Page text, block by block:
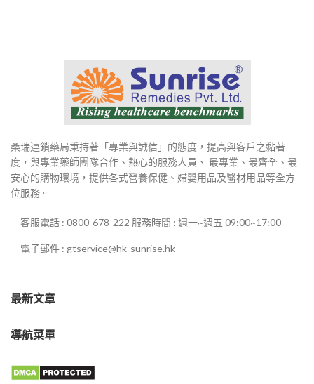
桑瑞連鎖藥局秉持著「專業與誠信」的態度，提高與客戶之黏著
度，與專業藥師團隊合作、熱心的服務人員、 最專業、最齊全、最
安心的購物環境，提供各式營養保健、婦嬰用品及醫材用品等全方
位服務。
客服電話 : 0800-678-222 服務時間 : 週一~週五 09:00~17:00
電子郵件 : gtservice@hk-sunrise.hk
最新文章
導航菜單